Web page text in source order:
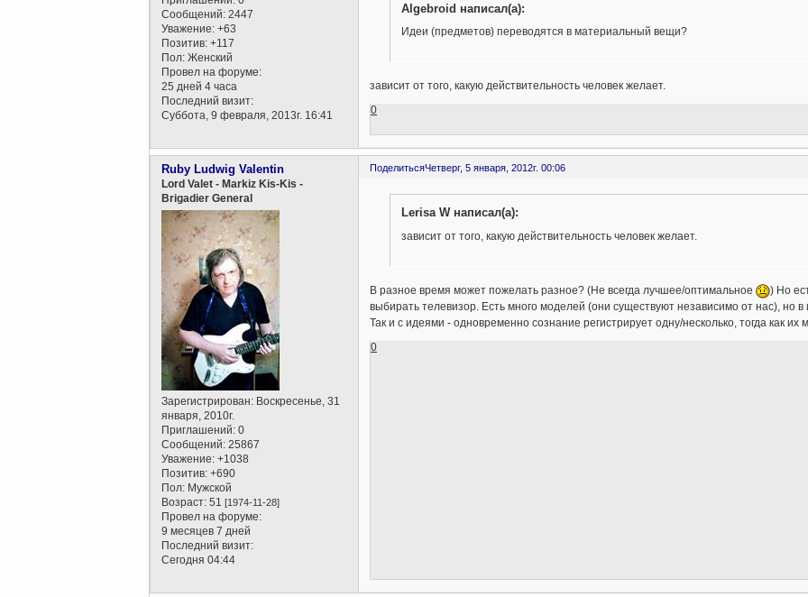
Сообщений: 2447
Уважение: +63
Позитив: +117
Пол: Женский
Провел на форуме:
25 дней 4 часа
Последний визит:
Суббота, 9 февраля, 2013г. 16:41
Algebroid написал(а):
Идеи (предметов) переводятся в материальный вещи?
зависит от того, какую действительность человек желает.
0
ПоделитьсяЧетверг, 5 января, 2012г. 00:06
Ruby Ludwig Valentin
Lord Valet - Markiz Kis-Kis -
Brigadier General
Зарегистрирован: Воскресенье, 31
января, 2010г.
Приглашений: 0
Сообщений: 25867
Уважение: +1038
Позитив: +690
Пол: Мужской
Возраст: 51[1974-11-28]
Провел на форуме:
9 месяцев 7 дней
Последний визит:
Сегодня 04:44
Lerisa W написал(а):
зависит от того, какую действительность человек желает.
В разное время может пожелать разное? (Не всегда лучшее/оптимальное
) Но
выбирать телевизор. Есть много моделей (они существуют независимо от нас), но
Так и с идеями - одновременно сознание регистрирует одну/несколько, тогда как
0